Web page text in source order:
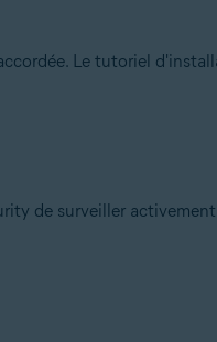
Le tutoriel
de surveiller